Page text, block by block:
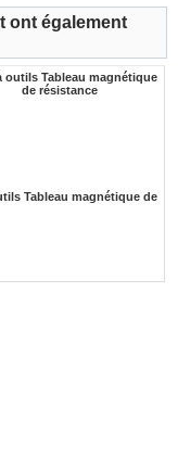
ont également
Tableau magnétique de